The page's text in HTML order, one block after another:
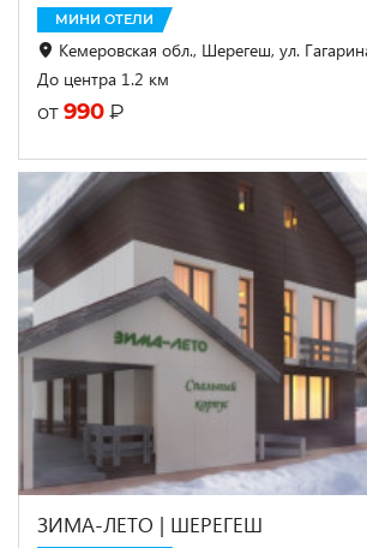
МИНИ ОТЕЛИ
Кемеровская обл., Шерегеш, ул.
До центра 1.2 км
от 990 ₽
ЗИМА-ЛЕТО | ШЕРЕГЕШ